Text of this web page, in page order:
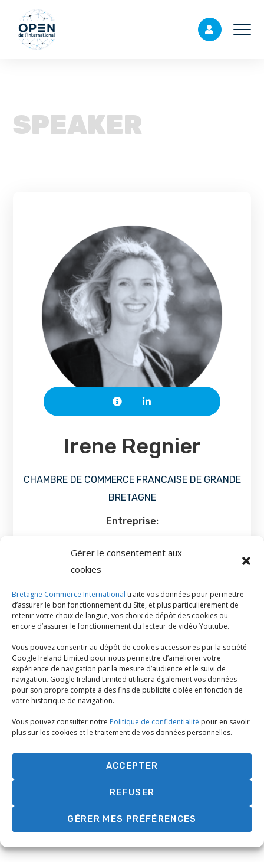
Gérer le consentement aux
cookies
Bretagne Commerce International traite vos données pour permettre
d’assurer le bon fonctionnement du Site, et plus particulièrement de
retenir votre choix de langue, vos choix de dépôt des cookies ou
encore d’assurer le fonctionnement du lecteur de vidéo Youtube.
Vous pouvez consentir au dépôt de cookies accessoires par la société
Google Ireland Limited pour nous permettre d’améliorer votre
expérience de navigation par la mesure d’audience et le suivi de
navigation. Google Ireland Limited utilisera également vos données
pour son propre compte à des fins de publicité ciblée en fonction de
votre historique de navigation.
Vous pouvez consulter notre Politique de confidentialité pour en savoir
plus sur les cookies et le traitement de vos données personnelles.
ACCEPTER
REFUSER
GÉRER MES PRÉFÉRENCES
SPEAKER
Irene Regnier
CHAMBRE DE COMMERCE FRANCAISE DE GRANDE
BRETAGNE
Entreprise:
BRETAGNE
VOIR SES INTERVENTIONS
Animé par Irene Regnier
[29 juin 2026]
Retour d'expérience - Reconquérir le